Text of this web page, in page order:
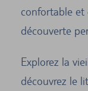
confortable et
découverte
Explorez la
découvrez le